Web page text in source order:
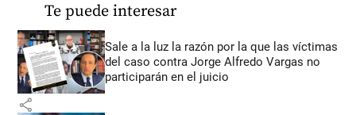
Te puede interesar
Sale a la luz la razón por la que las víctimas
del caso contra Jorge Alfredo Vargas no
participarán en el juicio
share